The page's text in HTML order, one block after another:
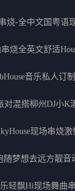
烧-全中文国粤语
音乐私人订
现场串烧激
轻飘Hi现场舞曲